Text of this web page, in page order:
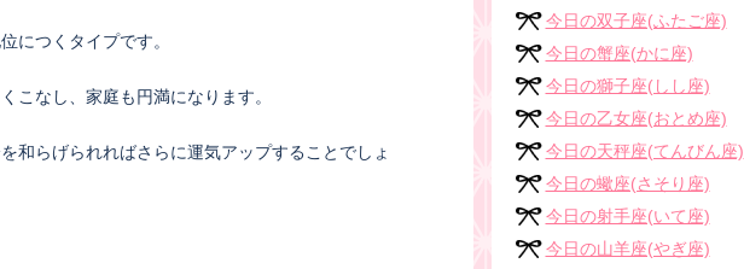
につくタイプです。
こなし、家庭も円満になります。
和らげられればさらに運気アップすることでしょ
今日の双子座(ふたご座)
今日の蟹座(かに座)
今日の獅子座(しし座)
今日の乙女座(おとめ座)
今日の天秤座(てんびん座)
今日の蠍座(さそり座)
今日の射手座(いて座)
今日の山羊座(やぎ座)